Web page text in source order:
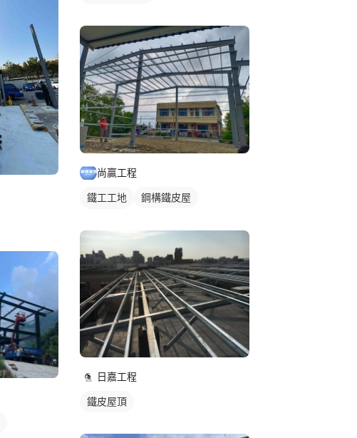
尚贏工程
鐵工工地
鋼構鐵皮屋
日嘉工程
鐵皮屋頂